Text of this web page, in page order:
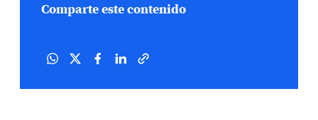
Comparte este contenido